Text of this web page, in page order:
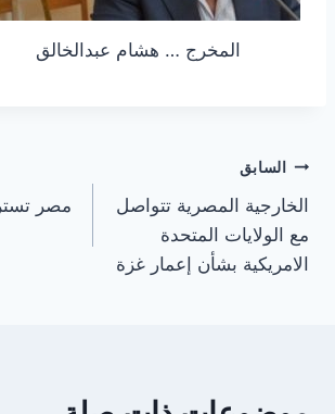
المخرج … هشام عبدالخالق
تصفّح
المقالات
السابق
الخارجية المصرية تتواصل
مع الولايات المتحدة
الامريكية بشأن إعمار غزة
مصر